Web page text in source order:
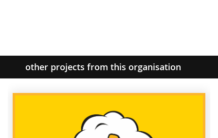
other projects from this organisation